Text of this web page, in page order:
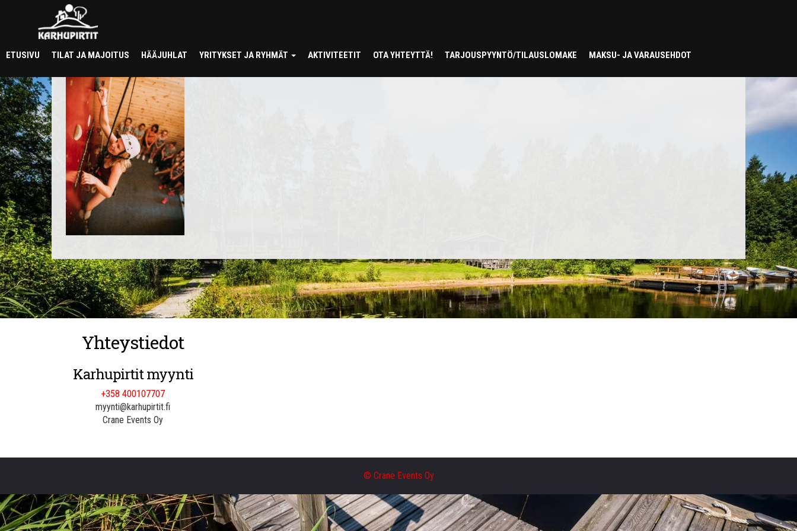
ETUSIVU TILAT JA MAJOITUS HÄÄJUHLAT YRITYKSET JA RYHMÄT AKTIVITEETIT OTA YHTEYTTÄ! TARJOUSPYYNTÖ/TILAUSLOMAKE MAKSU- JA VARAUSEHDOT
kiipeily2
Yhteystiedot
Karhupirtit myynti
+358 400107707
myynti@karhupirtit.fi
Crane Events Oy
© Crane Events Oy